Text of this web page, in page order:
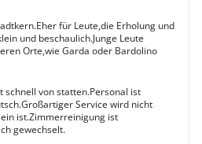
für Leute,die Erholung und
und beschaulich.Junge Leute
Orte,wie Garda oder Bardolino
schnell von statten.Personal ist
Service wird nicht
ist.Zimmerreinigung ist
gewechselt.